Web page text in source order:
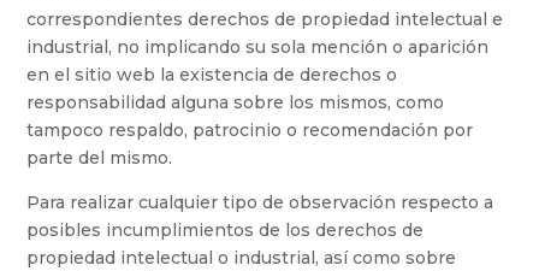
correspondientes derechos de propiedad intelectual e
industrial, no implicando su sola mención o aparición
en el sitio web la existencia de derechos o
responsabilidad alguna sobre los mismos, como
tampoco respaldo, patrocinio o recomendación por
parte del mismo.
Para realizar cualquier tipo de observación respecto a
posibles incumplimientos de los derechos de
propiedad intelectual o industrial, así como sobre